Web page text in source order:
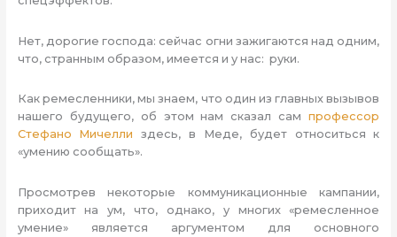
Нет, дорогие господа: сейчас огни зажигаются над одним,
что, странным образом, имеется и у нас: руки.
Как ремесленники, мы знаем, что один из главных вызывов
нашего будущего, об этом нам сказал сампрофессор
Стефано Мичелли здесь, в Меде, будет относиться к
«умению сообщать».
Просмотрев некоторые коммуникационные кампании,
приходит на ум, что, однако, у многих «ремесленное
умение» является аргументом для основного